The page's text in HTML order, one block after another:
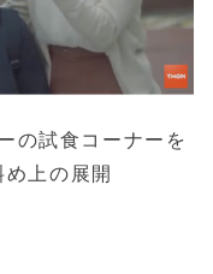
の試食コーナーを
上の展開